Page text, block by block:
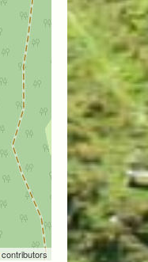
contributors